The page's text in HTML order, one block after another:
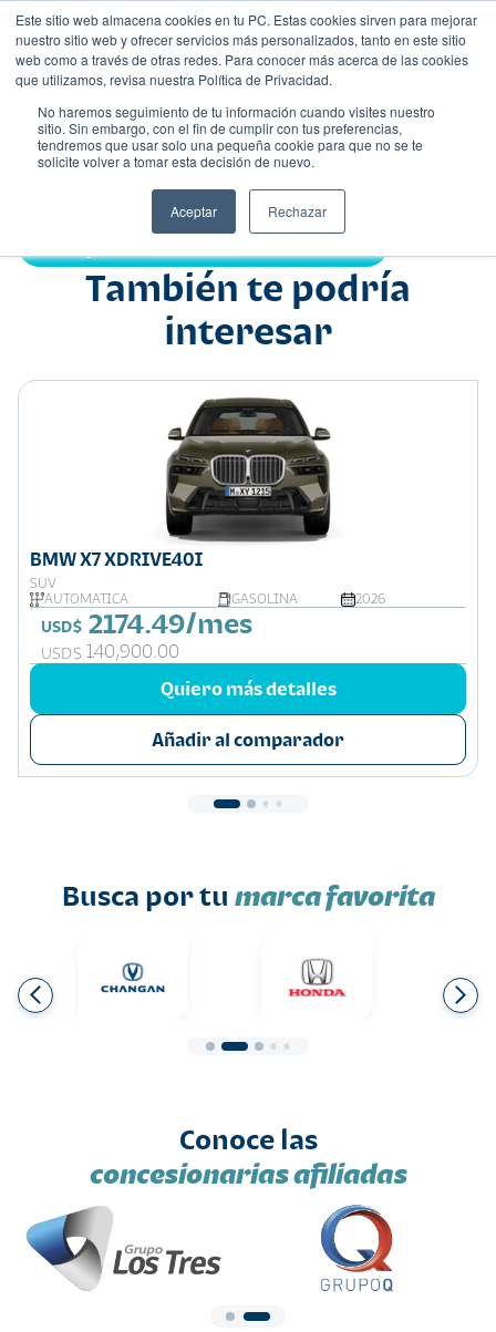
Este sitio web almacena cookies en tu PC. Estas cookies sirven para mejorar
nuestro sitio web y ofrecer servicios más personalizados, tanto en este sitio
web como a través de otras redes. Para conocer más acerca de las cookies
que utilizamos, revisa nuestra Política de Privacidad.
No haremos seguimiento de tu información cuando visites nuestro
sitio. Sin embargo, con el fin de cumplir con tus preferencias,
tendremos que usar solo una pequeña cookie para que no se te
solicite volver a tomar esta decisión de nuevo.
Aceptar Rechazar
Nombre
También te podría
interesar
BMW X7 XDRIVE40I
SUV
AUTOMÁTICA
GASOLINA 2026
USD$ 2174.49/mes
USD$ 140,900.00
Quiero más detalles
Añadir al comparador
Busca por tu marca favorita
Conoce las
concesionarias afiliadas